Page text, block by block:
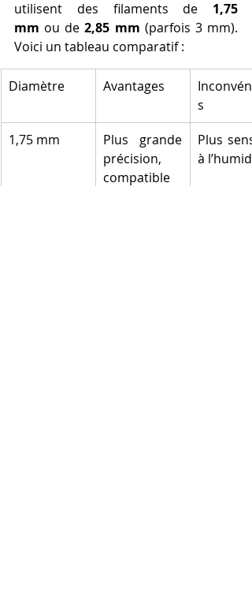
utilisent des filaments de 1,75
mm ou de 2,85 mm (parfois 3 mm).
Voici un tableau comparatif :
Diamètre Avantages
s
1,75 mm
Plus grande
précision,
compatible
Plus
à